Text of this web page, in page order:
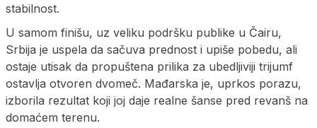
stabilnost.
U samom finišu, uz veliku podršku publike u Čairu,
Srbija je uspela da sačuva prednost i upiše pobedu, ali
ostaje utisak da propuštena prilika za ubedljiviji trijumf
ostavlja otvoren dvomeč. Mađarska je, uprkos porazu,
izborila rezultat koji joj daje realne šanse pred revanš na
domaćem terenu.